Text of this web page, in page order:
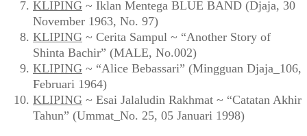
KLIPING ~ Iklan Mentega BLUE BAND (Djaja, 30
November 1963, No. 97)
KLIPING ~ Cerita Sampul ~ “Another Story of
Shinta Bachir” (MALE, No.002)
KLIPING ~ “Alice Bebassari” (Mingguan Djaja_106,
Februari 1964)
KLIPING ~ Esai Jalaludin Rakhmat ~ “Catatan Akhir
Tahun” (Ummat_No. 25, 05 Januari 1998)